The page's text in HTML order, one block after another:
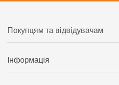
Покупцям та відвідувачам
Інформація